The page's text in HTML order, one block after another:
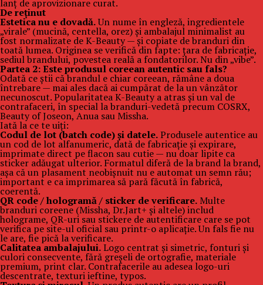
lanț de aprovizionare curat.
De reținut
Estetica nu e dovadă.Un nume în engleză, ingredientele
„virale” (mucină, centella, orez) și ambalajul minimalist au
fost normalizate de K-Beauty — și copiate de branduri din
toată lumea. Originea se verifică din fapte: țara de fabricație,
sediul brandului, povestea reală a fondatorilor. Nu din „vibe”.
Partea 2: Este produsul coreean autentic sau fals?
Odată ce știi că brandul e chiar coreean, rămâne a doua
întrebare — mai ales dacă ai cumpărat de la un vânzător
necunoscut. Popularitatea K-Beauty a atras și un val de
contrafaceri, în special la branduri-vedetă precum COSRX,
Beauty of Joseon, Anua sau Missha.
Iată la ce te uiți:
Codul de lot (batch code) și datele.Produsele autentice au
un cod de lot alfanumeric, dată de fabricație și expirare,
imprimate direct pe flacon sau cutie — nu doar lipite ca
sticker adăugat ulterior. Formatul diferă de la brand la brand,
așa că un plasament neobișnuit nu e automat un semn rău;
important e ca imprimarea să pară făcută în fabrică,
coerentă.
QR code / hologramă / sticker de verificare.Multe
branduri coreene (Missha, Dr.Jart+ și altele) includ
holograme, QR-uri sau stickere de autentificare care se pot
verifica pe site-ul oficial sau printr-o aplicație. Un fals fie nu
le are, fie pică la verificare.
Calitatea ambalajului.Logo centrat și simetric, fonturi și
culori consecvente, fără greșeli de ortografie, materiale
premium, print clar. Contrafacerile au adesea logo-uri
descentrate, texturi ieftine, typos.